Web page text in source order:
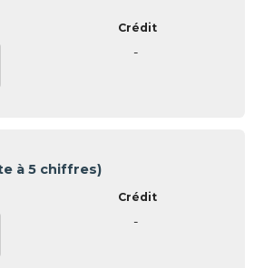
-
à 5 chiffres)
-